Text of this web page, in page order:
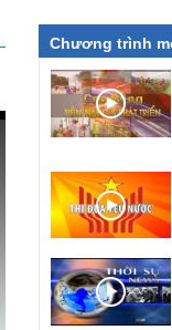
Chương trình